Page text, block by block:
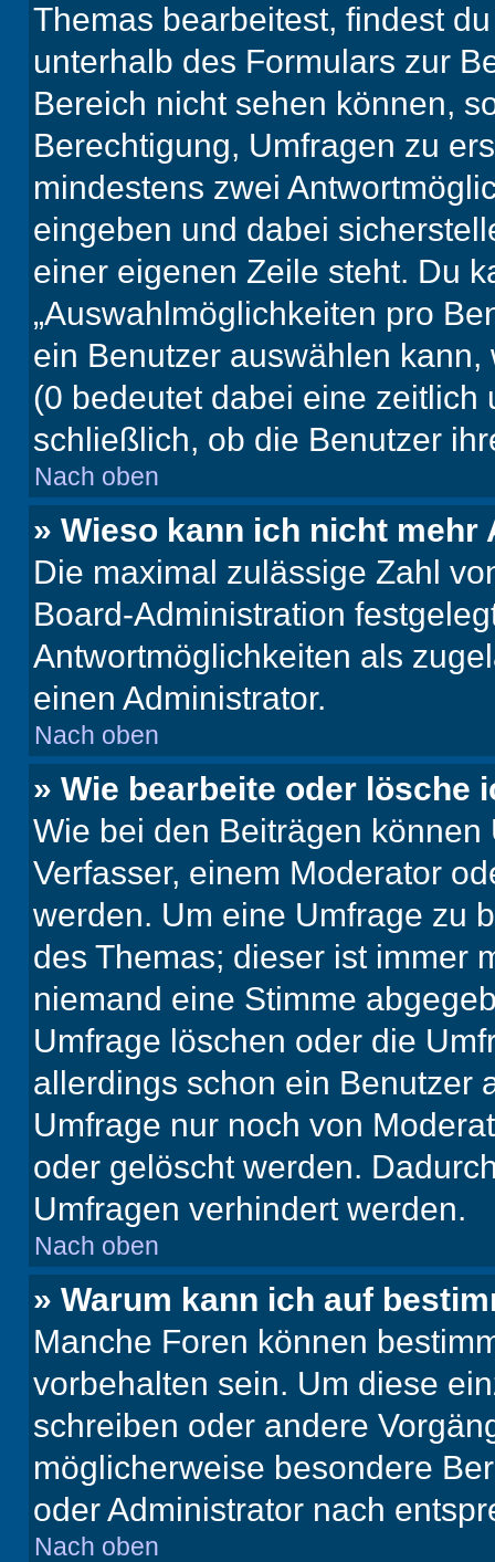
Themas bearbeitest, findest
unterhalb des Formulars zur
Bereich nicht sehen können,
Berechtigung, Umfragen zu
mindestens zwei
eingeben und dabei
einer eigenen Zeile steht. Du
„Auswahlmöglichkeiten pro
ein Benutzer auswählen
(0 bedeutet dabei eine zeitlich
schließlich, ob die Benutzer
Nach oben
» Wieso kann ich nicht
Die maximal zulässige Zahl
Board-Administration
Antwortmöglichkeiten als
einen Administrator.
Nach oben
» Wie bearbeite oder lösche
Wie bei den Beiträgen
Verfasser, einem Moderator
werden. Um eine Umfrage zu
des Themas; dieser ist immer
niemand eine Stimme
Umfrage löschen oder die
allerdings schon ein Benutzer
Umfrage nur noch von
oder gelöscht werden.
Umfragen verhindert werden.
Nach oben
» Warum kann ich auf
Manche Foren können
vorbehalten sein. Um diese
schreiben oder andere
möglicherweise besondere
oder Administrator nach
Nach oben